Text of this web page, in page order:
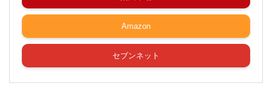
Amazon
セブンネット